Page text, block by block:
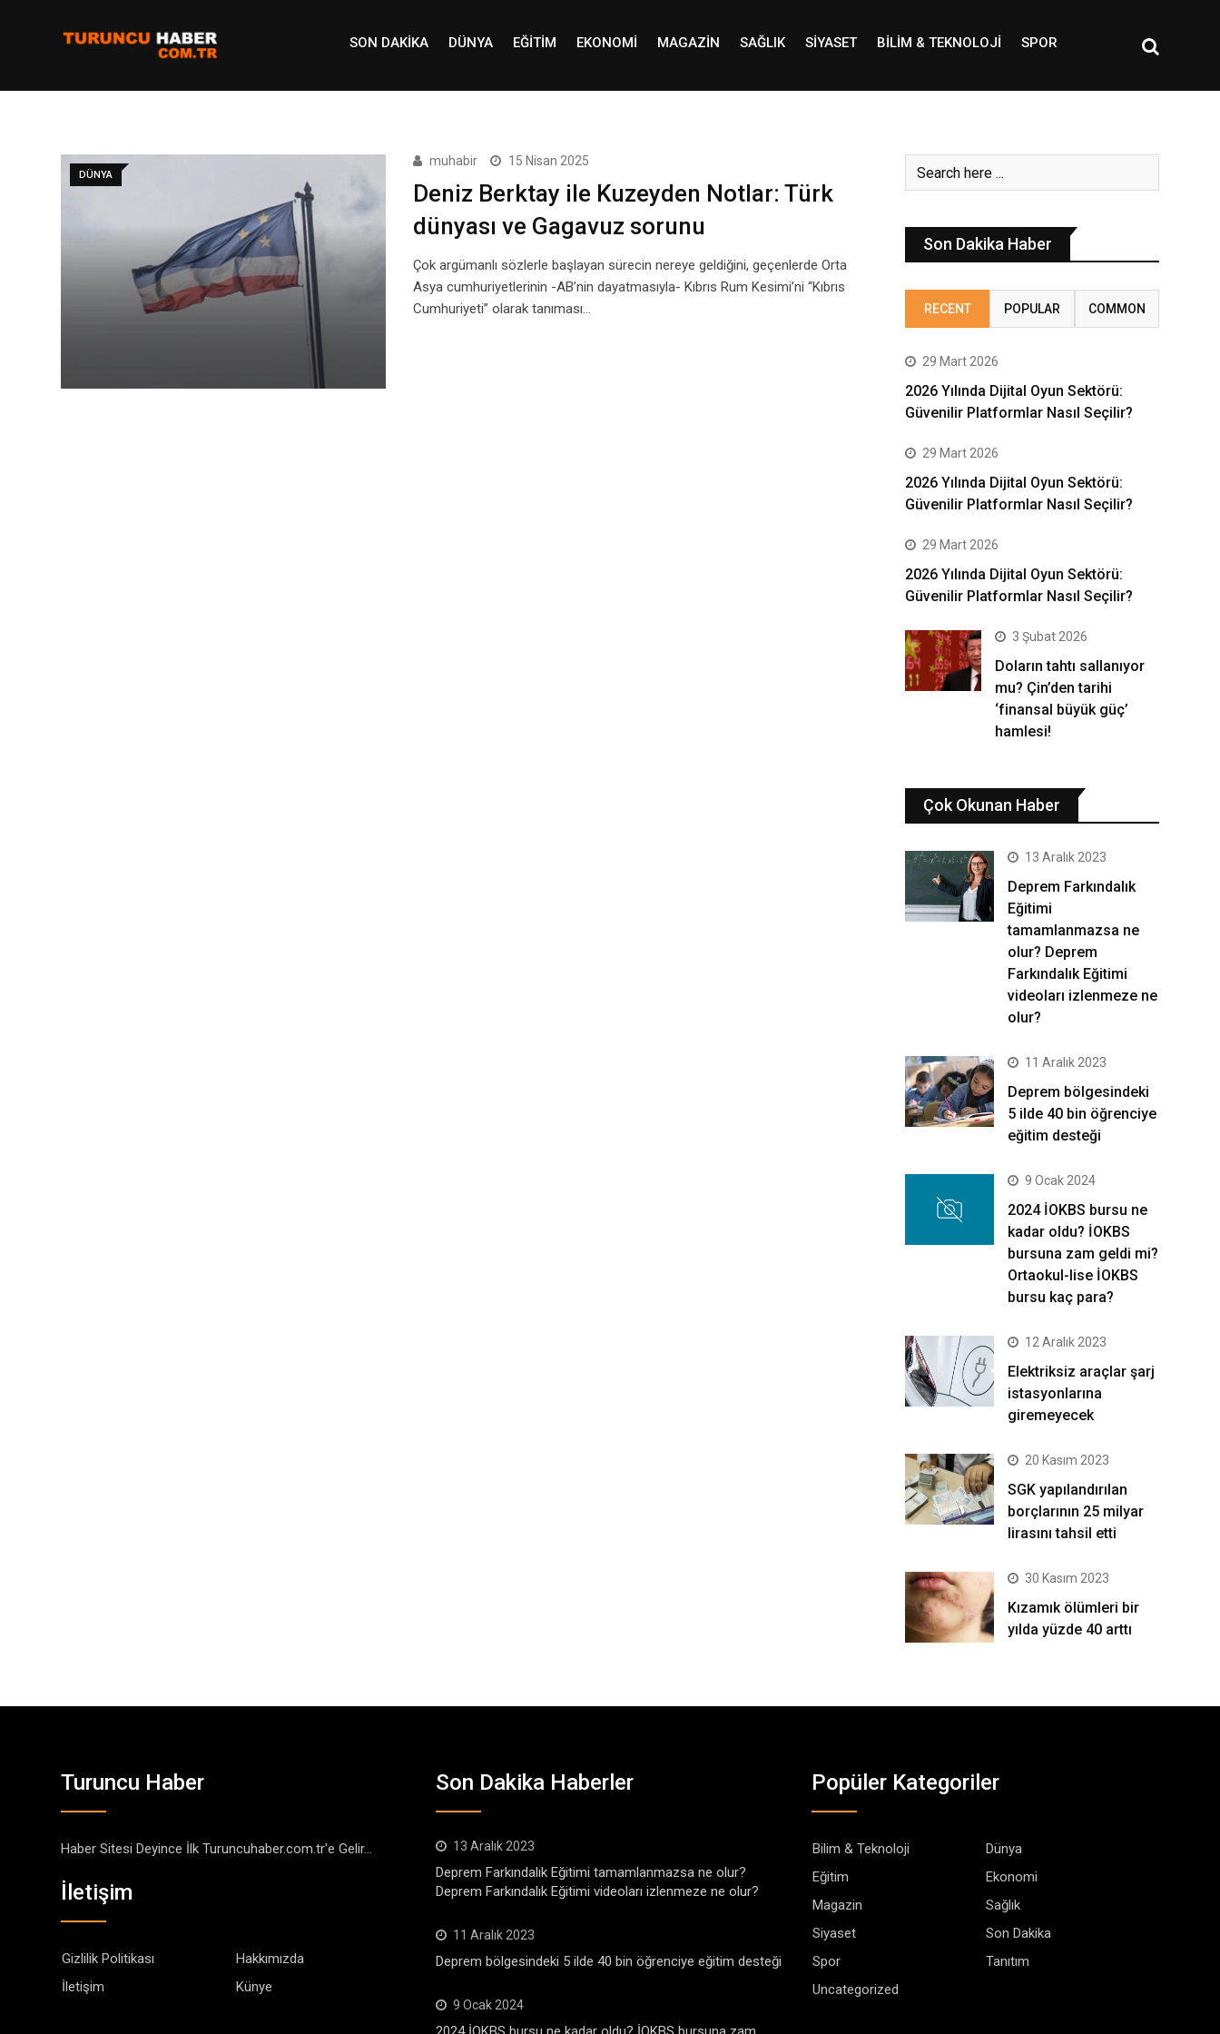
SON DAKIKA DÜNYA EĞITIM EKONOMI MAGAZIN SAĞLIK SIYASET BILIM & TEKNOLOJI SPOR
DÜNYA
muhabir 15 Nisan 2025
Deniz Berktay ile Kuzeyden Notlar: Türk
dünyası ve Gagavuz sorunu
Çok argümanlı sözlerle başlayan sürecin nereye geldiğini, geçenlerde Orta
Asya cumhuriyetlerinin -AB’nin dayatmasıyla- Kıbrıs Rum Kesimi’ni “Kıbrıs
Cumhuriyeti” olarak tanıması…
Son Dakika Haber
RECENT POPULAR COMMON
29 Mart 2026
2026 Yılında Dijital Oyun Sektörü:
Güvenilir Platformlar Nasıl Seçilir?
29 Mart 2026
2026 Yılında Dijital Oyun Sektörü:
Güvenilir Platformlar Nasıl Seçilir?
29 Mart 2026
2026 Yılında Dijital Oyun Sektörü:
Güvenilir Platformlar Nasıl Seçilir?
3 Şubat 2026
Doların tahtı sallanıyor
mu? Çin’den tarihi
‘finansal büyük güç’
hamlesi!
Çok Okunan Haber
13 Aralık 2023
Deprem Farkındalık
Eğitimi
tamamlanmazsa ne
olur? Deprem
Farkındalık Eğitimi
videoları izlenmeze ne
olur?
11 Aralık 2023
Deprem bölgesindeki
5 ilde 40 bin öğrenciye
eğitim desteği
9 Ocak 2024
2024 İOKBS bursu ne
kadar oldu? İOKBS
bursuna zam geldi mi?
Ortaokul-lise İOKBS
bursu kaç para?
12 Aralık 2023
Elektriksiz araçlar şarj
istasyonlarına
giremeyecek
20 Kasım 2023
SGK yapılandırılan
borçlarının 25 milyar
lirasını tahsil etti
30 Kasım 2023
Kızamık ölümleri bir
yılda yüzde 40 arttı
Turuncu Haber
Haber Sitesi Deyince İlk Turuncuhaber.com.tr'e Gelir...
İletişim
Gizlilik Politikası
Hakkımızda
İletişim
Künye
Son Dakika Haberler
13 Aralık 2023
Deprem Farkındalık Eğitimi tamamlanmazsa ne olur?
Deprem Farkındalık Eğitimi videoları izlenmeze ne olur?
11 Aralık 2023
Deprem bölgesindeki 5 ilde 40 bin öğrenciye eğitim desteği
9 Ocak 2024
Popüler Kategoriler
Bilim & Teknoloji
Dünya
Eğitim
Ekonomi
Magazin
Sağlık
Siyaset
Son Dakika
Spor
Tanıtım
Uncategorized